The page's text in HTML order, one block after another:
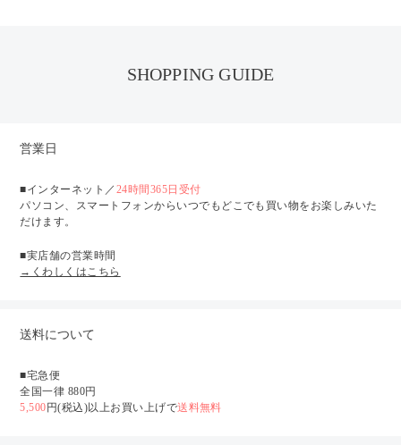
SHOPPING GUIDE
営業日
■インターネット／ 24時間365日受付
パソコン、スマートフォンからいつでもどこでも買い物をお楽しみいた
だけます。
■実店舗の営業時間
→くわしくはこちら
送料について
■宅急便
全国一律 880円
5,500 円(税込)以上お買い上げで送料無料